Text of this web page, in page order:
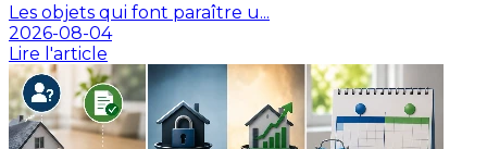
Les objets qui font paraître u...
2026-08-04
Lire l'article